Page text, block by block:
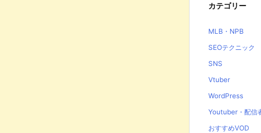
カテゴリー
MLB・NPB
SEOテクニック
SNS
Vtuber
WordPress
Youtuber・配信
おすすめVOD